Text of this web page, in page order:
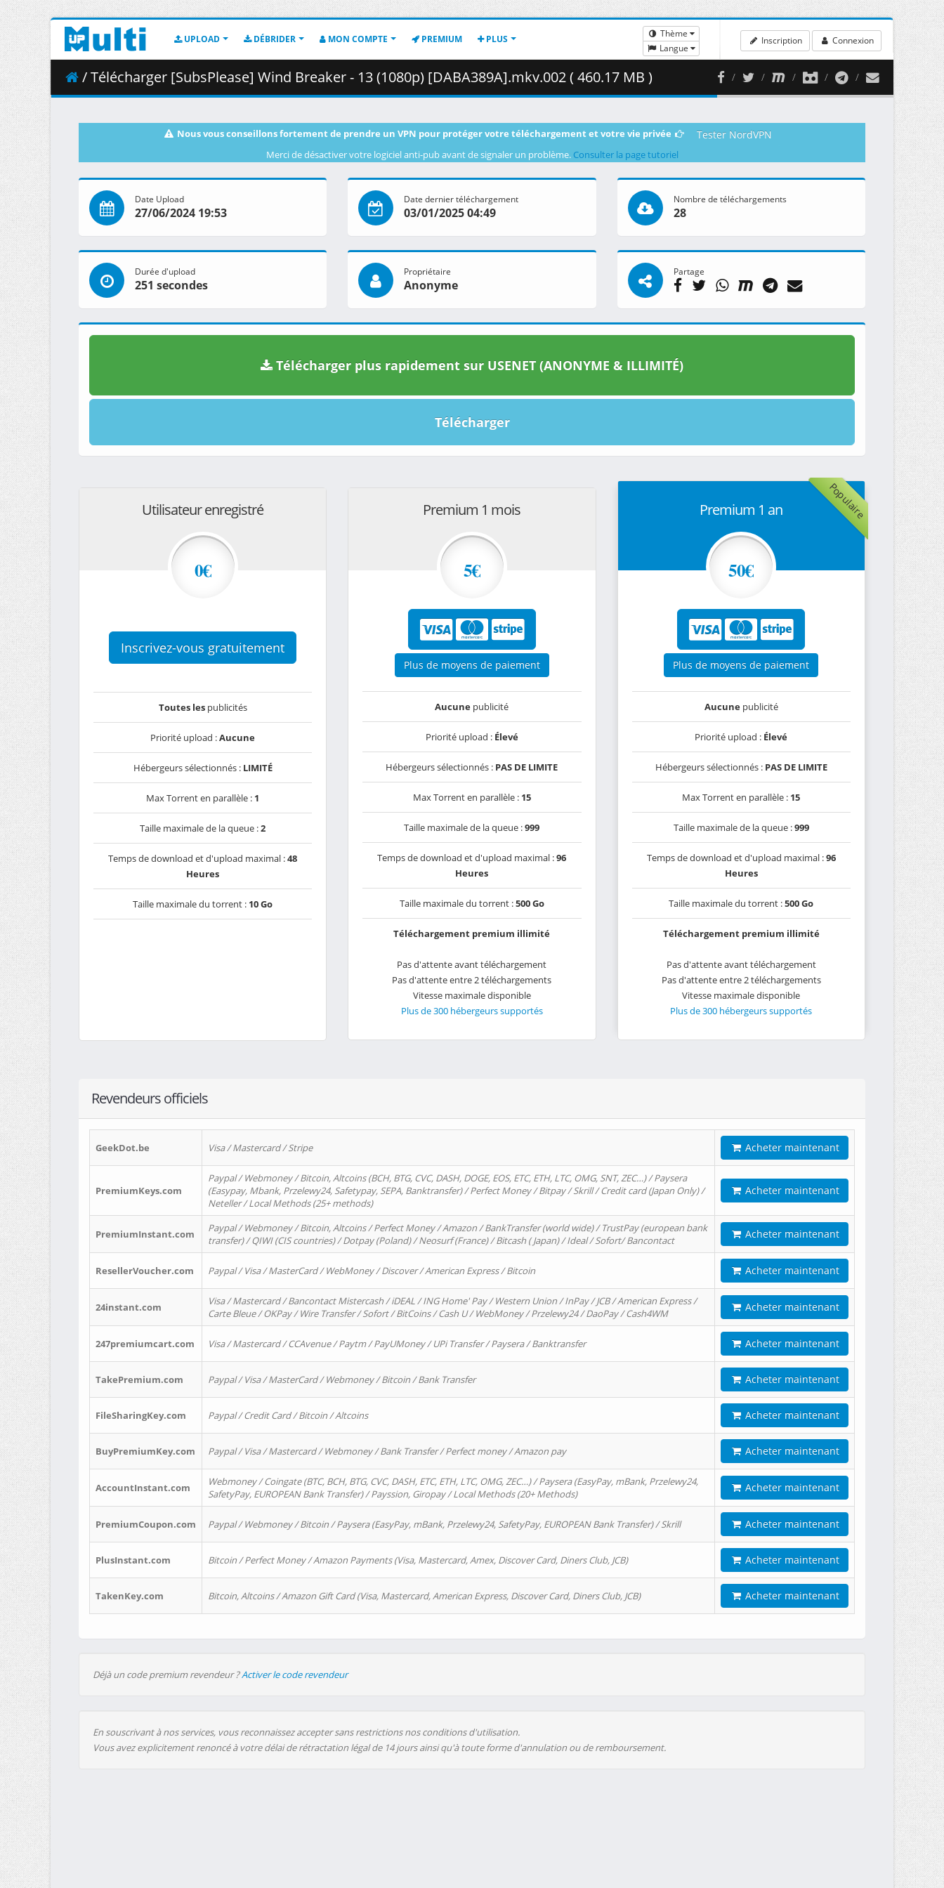
UPLOAD DÉBRIDER MON COMPTE PREMIUM PLUS
Thème
Langue
Inscription Connexion
/ Télécharger [SubsPlease] Wind Breaker - 13 (1080p) [DABA389A].mkv.002 ( 460.17 MB )
Nous vous conseillons fortement de prendre un VPN pour protéger votre téléchargement et votre vie privée Tester NordVPN
Merci de désactiver votre logiciel anti-pub avant de signaler un problème. Consulter la page tutoriel
Date Upload
27/06/2024 19:53
Date dernier téléchargement
03/01/2025 04:49
Nombre de téléchargements
28
Durée d'upload
251 secondes
Propriétaire
Anonyme
Partage
Télécharger plus rapidement sur USENET (ANONYME & ILLIMITÉ)
Télécharger
Utilisateur enregistré
0€
Inscrivez-vous gratuitement
Toutes lespublicités
Priorité upload :Aucune
Hébergeurs sélectionnés : LIMITÉ
Max Torrent en parallèle : 1
Taille maximale de la queue :2
Temps de download et d'upload maximal :48
Heures
Taille maximale du torrent : 10 Go
Premium 1 mois
5€
Plus de moyens de paiement
Aucune publicité
Priorité upload : Élevé
Hébergeurs sélectionnés : PAS DE LIMITE
Max Torrent en parallèle : 15
Taille maximale de la queue :999
Temps de download et d'upload maximal :96
Heures
Taille maximale du torrent :500 Go
Téléchargement premium illimité
Pas d'attente avant téléchargement
Pas d'attente entre 2 téléchargements
Vitesse maximale disponible
Plus de 300 hébergeurs supportés
Populaire
Premium 1 an
50€
Plus de moyens de paiement
Aucunepublicité
Priorité upload : Élevé
Hébergeurs sélectionnés : PAS DE LIMITE
Max Torrent en parallèle : 15
Taille maximale de la queue :999
Temps de download et d'upload maximal :96
Heures
Taille maximale du torrent :500 Go
Téléchargement premium illimité
Pas d'attente avant téléchargement
Pas d'attente entre 2 téléchargements
Vitesse maximale disponible
Plus de 300 hébergeurs supportés
Revendeurs officiels
GeekDot.be Visa / Mastercard / Stripe Acheter maintenant
PremiumKeys.com
Paypal / Webmoney / Bitcoin, Altcoins (BCH, BTG, CVC, DASH, DOGE, EOS, ETC, ETH, LTC, OMG, SNT, ZEC…) / Paysera
(Easypay, Mbank, Przelewy24, Safetypay, SEPA, Banktransfer) / Perfect Money / Bitpay / Skrill / Credit card (Japan Only) /
Neteller / Local Methods (25+ methods)
Acheter maintenant
PremiumInstant.com
Paypal / Webmoney / Bitcoin, Altcoins / Perfect Money / Amazon / BankTransfer (world wide) / TrustPay (european bank
transfer) / QIWI (CIS countries) / Dotpay (Poland) / Neosurf (France) / Bitcash ( Japan) / Ideal / Sofort/ Bancontact
Acheter maintenant
ResellerVoucher.com Paypal / Visa / MasterCard / WebMoney / Discover / American Express / Bitcoin Acheter maintenant
24instant.com
Visa / Mastercard / Bancontact Mistercash / iDEAL / ING Home' Pay / Western Union / InPay / JCB / American Express /
Carte Bleue / OKPay / Wire Transfer / Sofort / BitCoins / Cash U / WebMoney / Przelewy24 / DaoPay / Cash4WM
Acheter maintenant
247premiumcart.com Visa / Mastercard / CCAvenue / Paytm / PayUMoney / UPi Transfer / Paysera / Banktransfer Acheter maintenant
TakePremium.com Paypal / Visa / MasterCard / Webmoney / Bitcoin / Bank Transfer Acheter maintenant
FileSharingKey.com Paypal / Credit Card / Bitcoin / Altcoins Acheter maintenant
BuyPremiumKey.com Paypal / Visa / Mastercard / Webmoney / Bank Transfer / Perfect money / Amazon pay Acheter maintenant
AccountInstant.com
Webmoney / Coingate (BTC, BCH, BTG, CVC, DASH, ETC, ETH, LTC, OMG, ZEC…) / Paysera (EasyPay, mBank, Przelewy24,
SafetyPay, EUROPEAN Bank Transfer) / Payssion, Giropay / Local Methods (20+ Methods)
Acheter maintenant
PremiumCoupon.com Paypal / Webmoney / Bitcoin / Paysera (EasyPay, mBank, Przelewy24, SafetyPay, EUROPEAN Bank Transfer) / Skrill Acheter maintenant
PlusInstant.com Bitcoin / Perfect Money / Amazon Payments (Visa, Mastercard, Amex, Discover Card, Diners Club, JCB) Acheter maintenant
TakenKey.com Bitcoin, Altcoins / Amazon Gift Card (Visa, Mastercard, American Express, Discover Card, Diners Club, JCB) Acheter maintenant
Déjà un code premium revendeur ?Activer le code revendeur
En souscrivant à nos services, vous reconnaissez accepter sans restrictions nos conditions d'utilisation.
Vous avez explicitement renoncé à votre délai de rétractation légal de 14 jours ainsi qu'à toute forme d'annulation ou de remboursement.